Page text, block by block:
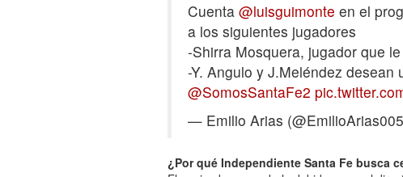
Cuenta @luisguimonte en el
a los siguientes jugadores
-Shirra Mosquera, jugador que
-Y. Angulo y J.Meléndez desean
@SomosSantaFe2
— Emilio Arias
¿Por qué Independiente Santa Fe busca